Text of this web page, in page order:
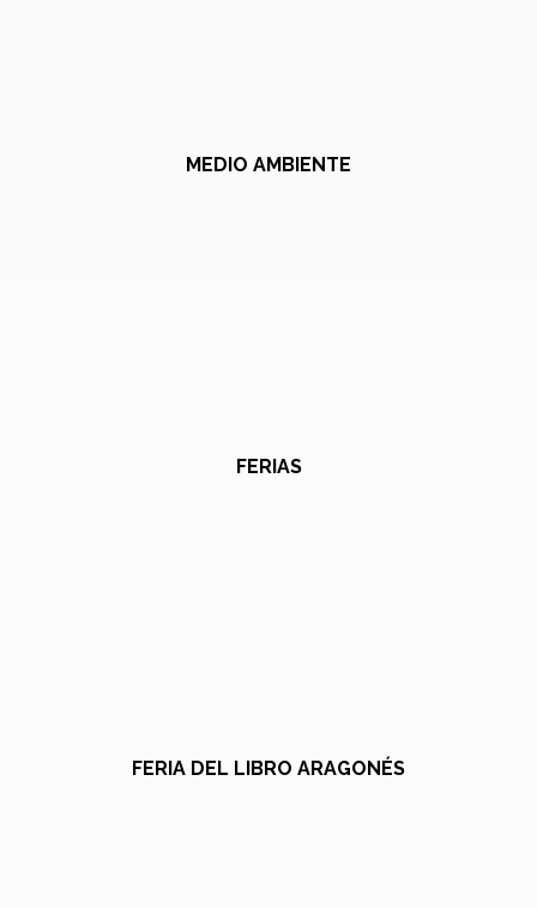
MEDIO AMBIENTE
FERIAS
FERIA DEL LIBRO ARAGONÉS